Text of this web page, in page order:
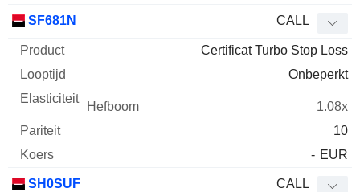
SF681N CALL
Certificat Turbo Stop Loss
Onbeperkt
1.08x
10
- EUR
SH0SUF CALL